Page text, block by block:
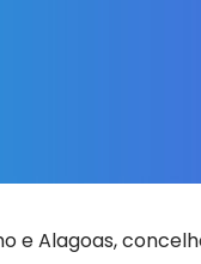
e Alagoas,